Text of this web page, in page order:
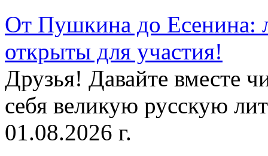
От Пушкина до Есенина:
открыты для участия!
Друзья! Давайте вместе
себя великую русскую
01.08.2026 г.